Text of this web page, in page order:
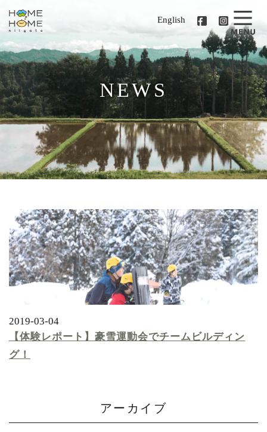
English
NEWS
2019-03-04
【体験レポート】豪雪運動会でチームビルディン
グ！
アーカイブ